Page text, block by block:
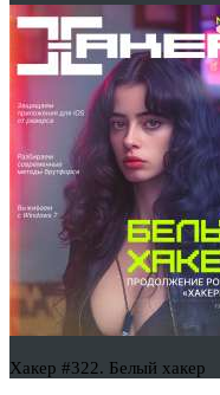
Хакер #322. Белый хакер